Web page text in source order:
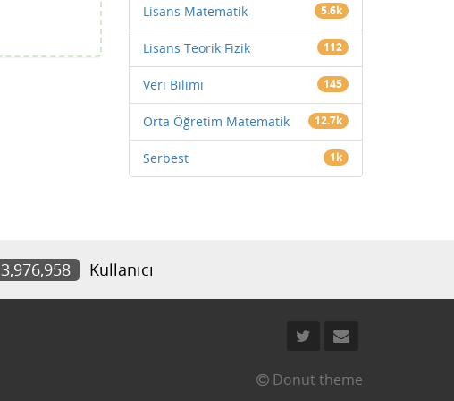
Lisans Matematik 5.6k
Lisans Teorik Fizik 112
Veri Bilimi 145
Orta Öğretim Matematik 12.7k
Serbest 1k
3,976,958 Kullanıcı
Donut theme